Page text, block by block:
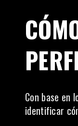
Con base en
identificar